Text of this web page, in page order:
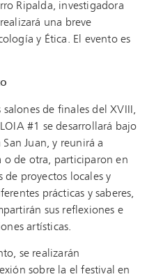
Ripalda, investigadora
una breve
y Ética. El evento es
de finales del XVIII,
#1 se desarrollará bajo
Juan, y reunirá a
o de otra, participaron en
de proyectos locales y
prácticas y saberes,
sus reflexiones e
artísticas.
se realizarán
sobre la el festival en